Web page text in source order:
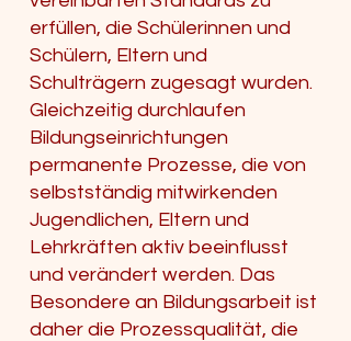
erfüllen, die Schülerinnen und
Schülern, Eltern und
Schulträgern zugesagt wurden.
Gleichzeitig durchlaufen
Bildungseinrichtungen
permanente Prozesse, die von
selbstständig mitwirkenden
Jugendlichen, Eltern und
Lehrkräften aktiv beeinflusst
und verändert werden. Das
Besondere an Bildungsarbeit ist
daher die Prozessqualität, die